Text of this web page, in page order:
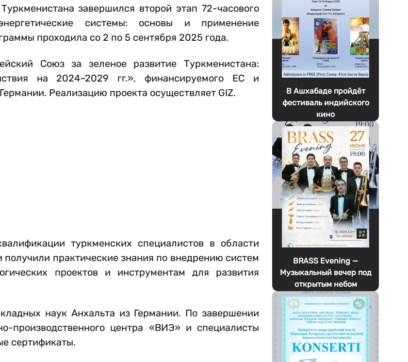
завершился второй этап 72-часового
системы: основы и применение
проходила со 2 по 5 сентября 2025 года.
Союз за зеленое развитие Туркменистана:
на 2024–2029 гг.», финансируемого ЕС и
Реализацию проекта осуществляет GIZ.
туркменских специалистов в области
практические знания по внедрению систем
проектов и инструментам для развития
наук Анхальта из Германии. По завершении
производственного центра «ВИЭ» и специалисты
сертификаты.
В Ашхабаде пройдёт
фестиваль индийского
кино
BRASS Evening —
Музыкальный вечер под
открытым небом